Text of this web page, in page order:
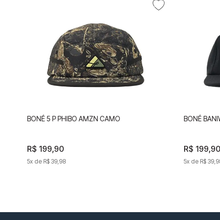
BONÉ 5 P PHIBO AMZN CAMO
R$ 199,90
5x de R$ 39,98
BONÉ 5 P PHIBO AMZN CAMO
R$ 199
5x deR$
BONÉ
R$ 199,90
5x de R$ 39,